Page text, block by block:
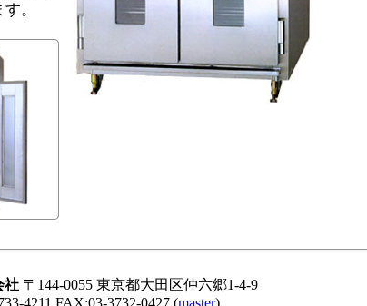
。
社〒144-0055 東京都大田区仲六郷1-4-9
4211 FAX:03-3732-0427 (master)